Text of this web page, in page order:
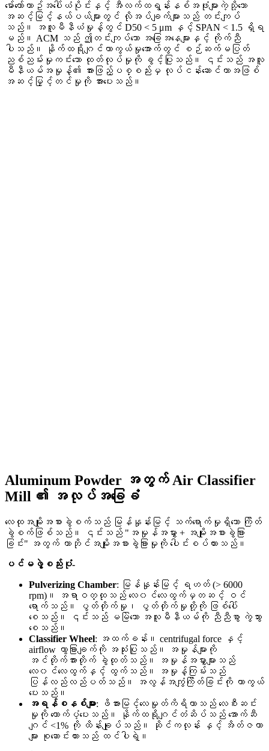
မော်တော်ယာဥ်အပေါ်ယံပိုင်းနှင့် အီလက်ထရွန်းနစ်အဖုံးများကဲ့သို့သော
အဆင့်မြင့်နယ်ပယ်များတွင် လိုအပ်ချက်များသည် တင်းကျပ်
သည်။ အလူမီနီယံမှုန့်တွင် D50 < 5 μm နှင့် SPAN < 1.5 ရှိရ
မည်။ ACM သည် ဤတင်းကျပ်သော အခြေအနေများနှင့် ကိုက်ညီ
ပါသည်။ နိုက်ထရိုဂျင်ကာကွယ်မှုအောက်တွင် စဉ်ဆက်မပြတ်
ညစ်ညမ်းမှုကင်းသော ထုတ်လုပ်မှုကို ခွင့်ပြုသည်။ ၎င်းသည် အလူ
မီနီယမ်အမှုန့်၏ အားဖြည့်ပစ္စည်းမှ လုပ်ငန်းဆောင်တာအဖြစ်
အဆင့်မြှင့်တင်မှုကို အားပေးသည်။
Aluminum Powder အတွက် Air Classifier
Mill ၏ အလုပ်အခြေခံ
လေထုအမျိုးအစားခွဲစက်သည် မြန်နှုန်းမြင့် သက်ရောက်မှုရှိသော ကြိတ်
ခွဲစက်ဖြစ်သည်။ ၎င်းသည် "အမှုန်အမွှား + အမျိုးအစားခွဲခြား
ခြင်း" အတွက် တာဘိုင်အမျိုးအစားခွဲခြားမှုကို ပေါင်းစပ်ထားသည်။
ပင်မဖွဲ့စည်းပုံ-
Pulverizing Chamber: မြန်နှုန်းမြင့် ရဟတ် (> 6000
rpm)။ အရာဝတ္ထုသည် လေ၀င်လေထွက်မှတဆင့် ဝင်
ရောက်သည်။ ပွတ်တိုက်မှု၊ ပွတ်တိုက်မှုတို့ကို ဖြစ်ပေါ်
စေသည်။ ၎င်းသည် မမြဲသော အလူမီနီယမ်ကို ညီညီစွာ ကွဲသွား
စေသည်။
Classifier Wheel: အထက်ခန်း။ centrifugal force နှင့်
airflow ကွာခြားချက်ကို အသုံးပြုသည်။ အမှုန်များကို
အင်တိုက်အားတိုက် ခွဲထုတ်သည်။ အမှုန်အမွှားများသည်
လေ၀င်လေထွက်နှင့် ထွက်သည်။ အမှုန့်ကြမ်းသည်
ပြန်လည်လည်ပတ်သည်။ အလွန်အကျွံကြိတ်ခြင်းကို ကာကွယ်
ပေးသည်။
အရန်စနစ်များ: ဖိအားမြင့်လေမှုတ်ကိရိယာသည် လေစီးဆင်း
မှုကို ထောက်ပံ့ပေးသည်။ နိုက်ထရိုဂျင်တံဆိပ်သည် အောက်ဆီ
ဂျင် <1% ကို ထိန်းချုပ်သည်။ ဆိုင်ကလုန်း နှင့် အိတ်ဇကာ
များ စုဆောင်းထားသည် ထင်ပါရဲ့။